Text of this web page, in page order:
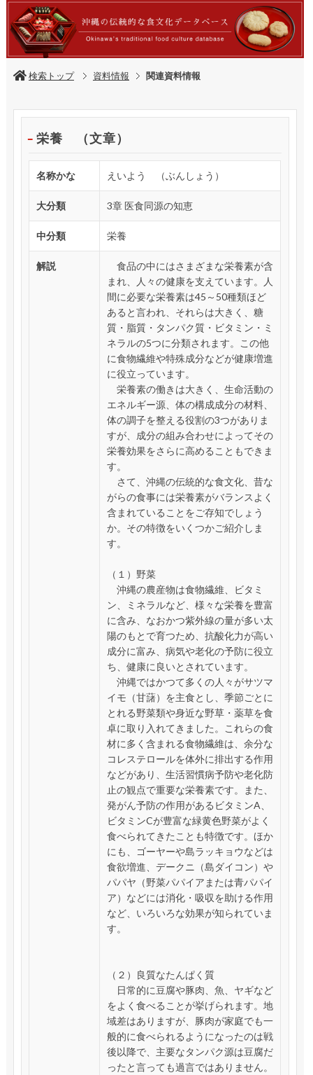
検索トップ 資料情報 関連資料情報
栄養 （文章）
名称かな えいよう （ぶんしょう）
大分類 3章 医食同源の知恵
中分類 栄養
解説
食品の中にはさまざまな栄養素が含
まれ、人々の健康を支えています。人
間に必要な栄養素は45～50種類ほど
あると言われ、それらは大きく、糖
質・脂質・タンパク質・ビタミン・ミ
ネラルの5つに分類されます。この他
に食物繊維や特殊成分などが健康増進
に役立っています。
栄養素の働きは大きく、生命活動の
エネルギー源、体の構成成分の材料、
体の調子を整える役割の3つがありま
すが、成分の組み合わせによってその
栄養効果をさらに高めることもできま
す。
さて、沖縄の伝統的な食文化、昔な
がらの食事には栄養素がバランスよく
含まれていることをご存知でしょう
か。その特徴をいくつかご紹介しま
す。
（１）野菜
沖縄の農産物は食物繊維、ビタミ
ン、ミネラルなど、様々な栄養を豊富
に含み、なおかつ紫外線の量が多い太
陽のもとで育つため、抗酸化力が高い
成分に富み、病気や老化の予防に役立
ち、健康に良いとされています。
沖縄ではかつて多くの人々がサツマ
イモ（甘藷）を主食とし、季節ごとに
とれる野菜類や身近な野草・薬草を食
卓に取り入れてきました。これらの食
材に多く含まれる食物繊維は、余分な
コレステロールを体外に排出する作用
などがあり、生活習慣病予防や老化防
止の観点で重要な栄養素です。また、
発がん予防の作用があるビタミンA、
ビタミンCが豊富な緑黄色野菜がよく
食べられてきたことも特徴です。ほか
にも、ゴーヤーや島ラッキョウなどは
食欲増進、デークニ（島ダイコン）や
パパヤ（野菜パパイアまたは青パパイ
ア）などには消化・吸収を助ける作用
など、いろいろな効果が知られていま
す。
（２）良質なたんぱく質
日常的に豆腐や豚肉、魚、ヤギなど
をよく食べることが挙げられます。地
域差はありますが、豚肉が家庭でも一
般的に食べられるようになったのは戦
後以降で、主要なタンパク源は豆腐だ
ったと言っても過言ではありません。